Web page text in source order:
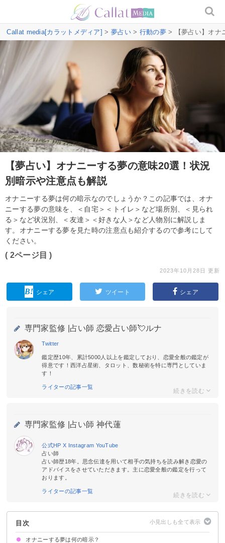
Callat media[カラットメディア] > 夢占い> 行動の夢> 【夢占い】オナ
【夢占い】オナニーする夢の意味20選！状況
別暗示や注意点も解説
オナニーする夢は何の暗示なのでしょうか？この記事では、オナ
ニーする夢の意味を、＜自宅＞＜トイレ＞など場所別、＜見られ
る＞など状況別、＜友達＞＜好きな人＞など人物別に解説しま
す。オナニーする夢を見た時の注意点も紹介するので参考にして
ください。
( 2ページ目 )
2023年10月28日 更新
シェア ツイート シェア
専門家監修 | 占い師 恋愛占い師💘ルナ
Twitter
鑑定歴10年、累計5000人以上を鑑定しており、恋愛全般の鑑定が
得意です！西洋占星術、タロット、数秘術を特に専門としていま
す！
ライターの記事一覧
専門家監修 | 占い師 神代蓮
公式HP X Instagram YouTube
占い師
占い師歴18年。思念伝達を用いて相手の気持ちを読み解き恋愛の
アドバイスをさせていただきます。主に恋愛全般の鑑定を行って
おります。
ライターの記事一覧
目次
オナニーする夢は何の暗示？